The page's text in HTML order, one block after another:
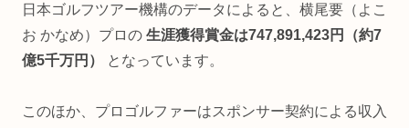
日本ゴルフツアー機構のデータによると、横尾要（よこ
お かなめ）プロの 生涯獲得賞金は747,891,423円（約7
億5千万円）
となっています。
このほか、プロゴルファーはスポンサー契約による収入